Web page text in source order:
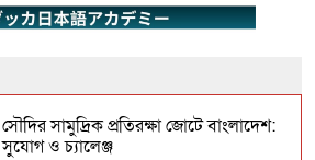
সৌদির সামুদ্রিক প্রতিরক্ষা জোটে বাংলাদেশ:
সুযোগ ও চ্যালেঞ্জ